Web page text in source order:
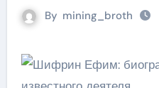
By mining_broth